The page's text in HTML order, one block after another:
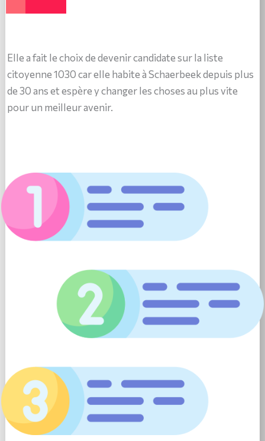
Elle a fait le choix de devenir candidate sur la liste
citoyenne 1030 car elle habite à Schaerbeek depuis plus
de 30 ans et espère y changer les choses au plus vite
pour un meilleur avenir.